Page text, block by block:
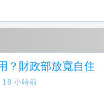
？財政部放寬自住
18 小時前